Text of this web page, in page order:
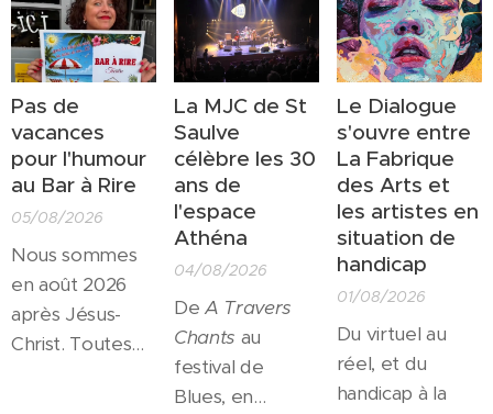
Pas de
vacances
pour l'humour
au Bar à Rire
05/08/2026
Nous sommes
en août 2026
après Jésus-
Christ. Toutes
La MJC de St
Saulve
célèbre les 30
ans de
l'espace
Athéna
04/08/2026
De A Travers
Chants au
festival de
Blues, en
Le Dialogue
s'ouvre entre
La Fabrique
des Arts et
les artistes en
situation de
handicap
01/08/2026
Du virtuel au
réel, et du
handicap à la